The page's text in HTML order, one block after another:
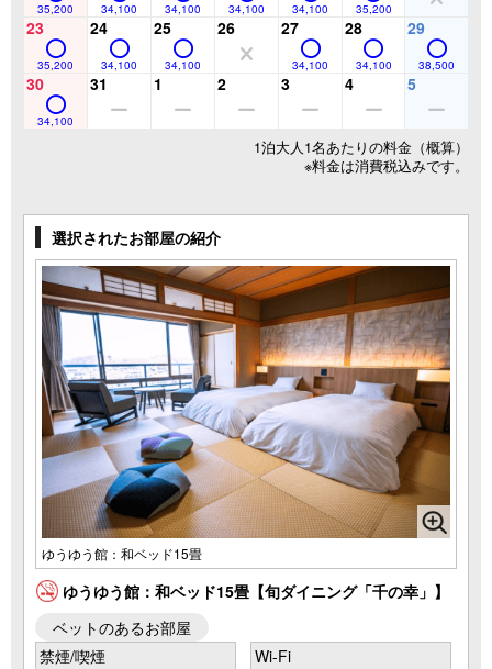
35,200 34,100 34,100 34,100 34,100 35,200
23
35,200
24
34,100
25
34,100
26 27
34,100
28
34,100
29
38,500
30
34,100
31 1 2 3 4 5
1泊大人1名あたりの料金（概算）
※料金は消費税込みです。
選択されたお部屋の紹介
ゆうゆう館：和ベッド15畳
ゆうゆう館：和ベッド15畳【旬ダイニング「千の幸」】
ベットのあるお部屋
禁煙/喫煙
Wi-Fi